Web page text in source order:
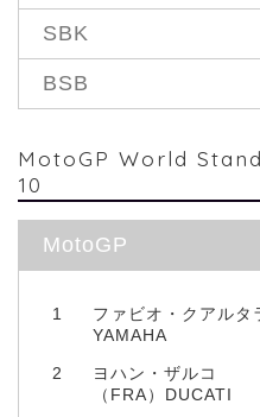
SBK
BSB
MotoGP World
10
MotoGP
1
ファビオ・クアルタ
YAMAHA
2
ヨハン・ザルコ
（FRA）DUCATI